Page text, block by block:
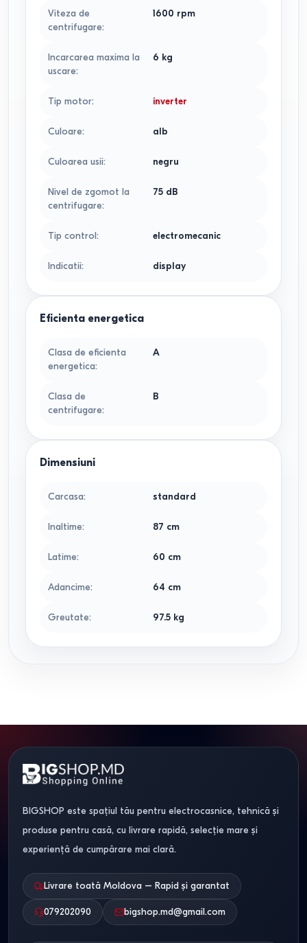
Viteza de
centrifugare:
1600 rpm
Incarcarea maxima la
uscare:
6 kg
Tip motor: inverter
Culoare: alb
Culoarea usii: negru
Nivel de zgomot la
centrifugare:
75dB
Tip control: electromecanic
Indicatii: display
Eficienta energetica
Clasa de eficienta
energetica:
A
Clasa de
centrifugare:
B
Dimensiuni
Сarcasa: standard
Inaltime: 87 cm
Latime: 60 cm
Adancime: 64 cm
Greutate: 97.5kg
BIGSHOP este spațiul tău pentru electrocasnice, tehnică și
produse pentru casă, cu livrare rapidă, selecție mare și
experiență de cumpărare mai clară.
Livrare toată Moldova – Rapid și garantat
079202090 bigshop.md@gmail.com